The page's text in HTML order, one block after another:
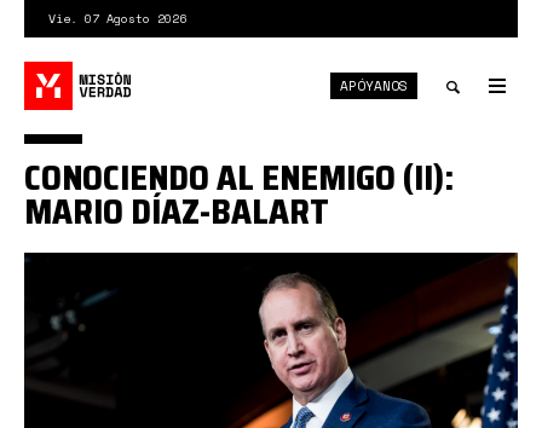
contenido
principal
Vie. 07 Agosto 2026
search
APÓYANOS
Díaz-
Balart
forma
parte
CONOCIENDO AL ENEMIGO (II):
MARIO DÍAZ-BALART